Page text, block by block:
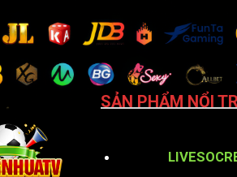
SẢN PHẨM NỔI